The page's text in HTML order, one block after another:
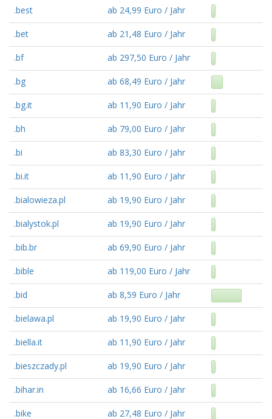
.best ab 24,99 Euro / Jahr
.bet ab 21,48 Euro / Jahr
.bf ab 297,50 Euro / Jahr
.bg ab 68,49 Euro / Jahr
.bg.it ab 11,90 Euro / Jahr
.bh ab 79,00 Euro / Jahr
.bi ab 83,30 Euro / Jahr
.bi.it ab 11,90 Euro / Jahr
.bialowieza.pl ab 19,90 Euro / Jahr
.bialystok.pl ab 19,90 Euro / Jahr
.bib.br ab 69,90 Euro / Jahr
.bible ab 119,00 Euro / Jahr
.bid ab 8,59 Euro / Jahr
.bielawa.pl ab 19,90 Euro / Jahr
.biella.it ab 11,90 Euro / Jahr
.bieszczady.pl ab 19,90 Euro / Jahr
.bihar.in ab 16,66 Euro / Jahr
.bike ab 27,48 Euro / Jahr